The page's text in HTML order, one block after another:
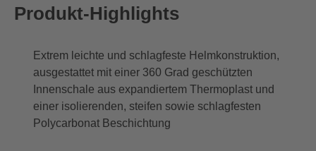
Produkt-Highlights
Extrem leichte und schlagfeste Helmkonstruktion,
ausgestattet mit einer 360 Grad geschützten
Innenschale aus expandiertem Thermoplast und
einer isolierenden, steifen sowie schlagfesten
Polycarbonat Beschichtung